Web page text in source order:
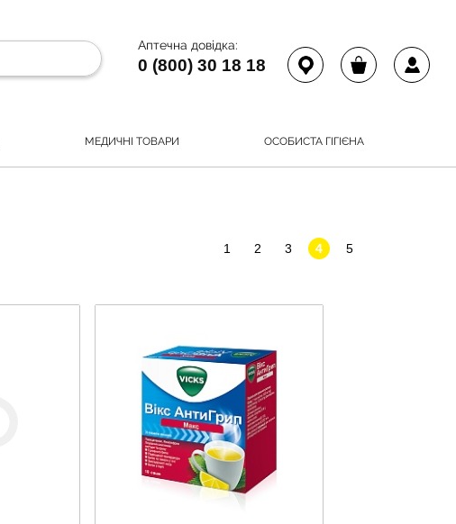
Аптечна довідка:
0 (800) 30 18 18
МЕДИЧНІ ТОВАРИ ОСОБИСТА ГІГІЄНА
1
2 3 4 5